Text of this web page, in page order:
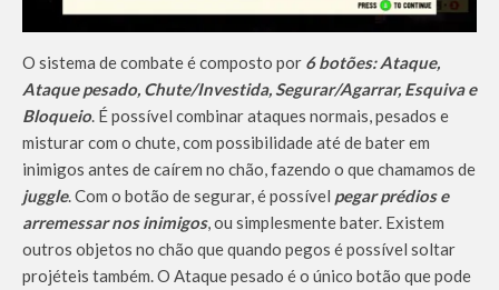
O sistema de combate é composto por 6 botões: Ataque,
Ataque pesado, Chute/Investida, Segurar/Agarrar, Esquiva e
Bloqueio. É possível combinar ataques normais, pesados e
misturar com o chute, com possibilidade até de bater em
inimigos antes de caírem no chão, fazendo o que chamamos de
juggle. Com o botão de segurar, é possível pegar prédios e
arremessar nos inimigos, ou simplesmente bater. Existem
outros objetos no chão que quando pegos é possível soltar
projéteis também. O Ataque pesado é o único botão que pode